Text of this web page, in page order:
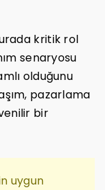
kritik rol
senaryosu
olduğunu
pazarlama
bir
uygun